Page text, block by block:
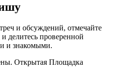
и обсуждений, отмечайте
делитесь проверенной
и знакомыми.
Открытая Площадка